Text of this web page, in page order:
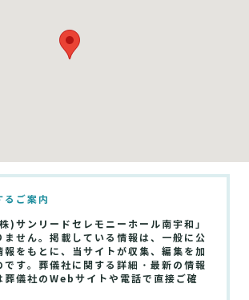
るご案内
)サンリードセレモニーホール南宇和」
ません。掲載している情報は、一般に公
報をもとに、当サイトが収集、編集を加
です。葬儀社に関する詳細・最新の情報
葬儀社のWebサイトや電話で直接ご確